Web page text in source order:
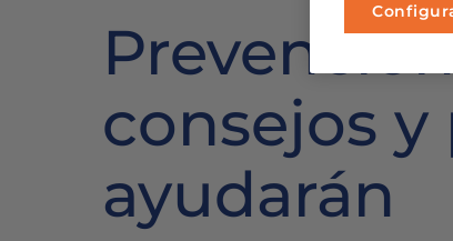
consejos
ayudarán